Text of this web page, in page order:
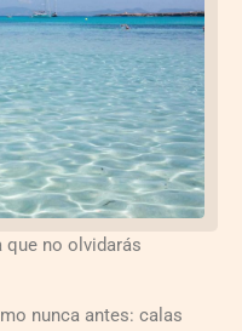
que no olvidarás
nunca antes: calas